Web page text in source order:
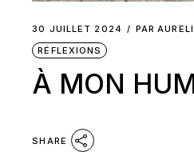
30 JUILLET 2024 PAR
RÉFLEXIONS
À MON
SHARE